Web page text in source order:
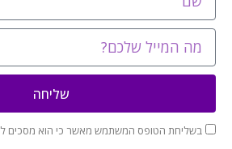
בשליחת הטופס המשתמש מאשר כי הוא מסכים ל
שליחה